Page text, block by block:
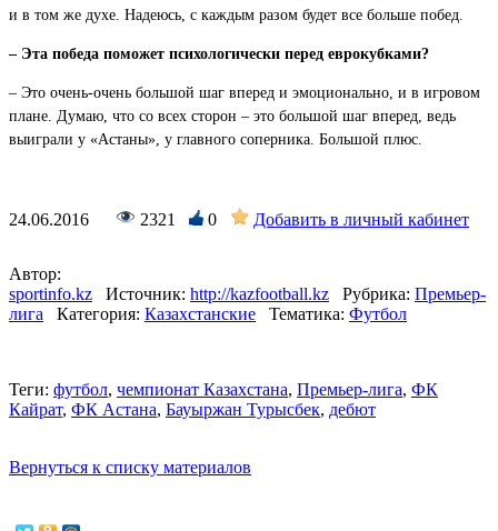
и в том же духе. Надеюсь, с каждым разом будет все больше побед.
– Эта победа поможет психологически перед еврокубками?
– Это очень-очень большой шаг вперед и эмоционально, и в игровом
плане. Думаю, что со всех сторон – это большой шаг вперед, ведь
выиграли у «Астаны», у главного соперника. Большой плюс.
24.06.2016 2321 0 Добавить в личный кабинет
Автор:
sportinfo.kz
Источник: http://kazfootball.kz Рубрика: Премьер-
лига
Категория: Казахстанские Тематика: Футбол
Теги: футбол, чемпионат Казахстана, Премьер-лига, ФК
Кайрат, ФК Астана, Бауыржан Турысбек, дебют
Вернуться к списку материалов